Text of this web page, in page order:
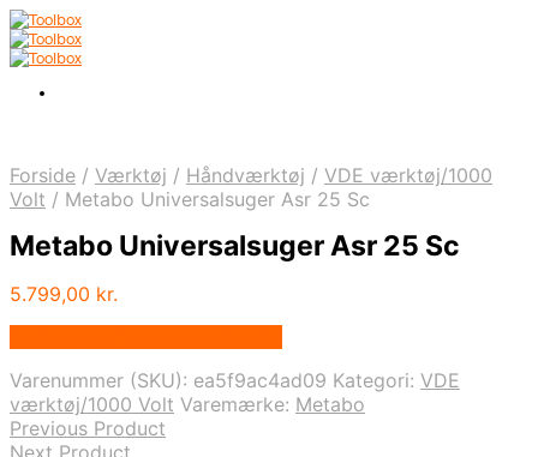
Forside / Værktøj / Håndværktøj / VDE værktøj/1000
Volt / Metabo Universalsuger Asr 25 Sc
Metabo Universalsuger Asr 25 Sc
5.799,00 kr.
Varenummer (SKU): ea5f9ac4ad09 Kategori: VDE
værktøj/1000 Volt Varemærke: Metabo
Previous Product